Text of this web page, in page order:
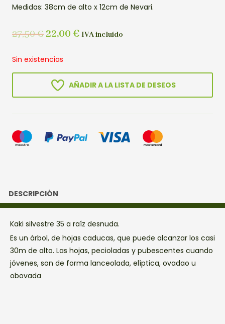
Medidas: 38cm de alto x 12cm de Nevari.
27,50€ 22,00 € IVA incluído
Sin existencias
AÑADIR A LA LISTA DE DESEOS
DESCRIPCIÓN
Kaki silvestre 35 a raíz desnuda.
Es un árbol, de hojas caducas, que puede alcanzar los casi
30m de alto. Las hojas, pecioladas y pubescentes cuando
jóvenes, son de forma lanceolada, elíptica, ovadao u
obovada